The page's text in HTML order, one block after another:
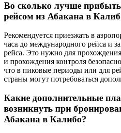
Во сколько лучше прибыть
рейсом из Абакана в
Рекомендуется приезжать в
часа до международного рейса и
рейса. Это нужно для
и прохождения контроля
что в пиковые периоды или для
страны могут потребоваться
Какие дополнительные
возникнуть при
Абакана в Калибо?